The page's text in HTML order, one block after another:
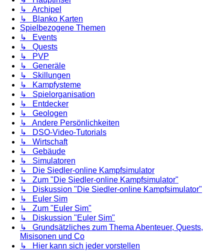
↳ Archipel
↳ Blanko Karten
Spielbezogene Themen
↳ Events
↳ Quests
↳ PVP
↳ Generäle
↳ Skillungen
↳ Kampfysteme
↳ Spielorganisation
↳ Entdecker
↳ Geologen
↳ Andere Persönlichkeiten
↳ DSO-Video-Tutorials
↳ Wirtschaft
↳ Gebäude
↳ Simulatoren
↳ Die Siedler-online Kampfsimulator
↳ Zum "Die Siedler-online Kampfsimulator"
↳ Diskussion "Die Siedler-online Kampfsimulator"
↳ Euler Sim
↳ Zum "Euler Sim"
↳ Diskussion "Euler Sim"
↳ Grundsätzliches zum Thema Abenteuer, Quests,
Misisonen und Co
↳ Hier kann sich jeder vorstellen